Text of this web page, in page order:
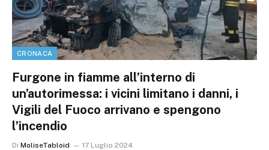
CRONACA
Furgone in fiamme all’interno di
un’autorimessa: i vicini limitano i danni, i
Vigili del Fuoco arrivano e spengono
l’incendio
Di MoliseTabloid 17 Luglio 2024